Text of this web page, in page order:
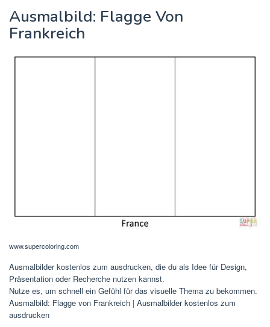
Ausmalbild: Flagge Von
Frankreich
www.supercoloring.com
Ausmalbilder kostenlos zum ausdrucken, die du als Idee für Design,
Präsentation oder Recherche nutzen kannst.
Nutze es, um schnell ein Gefühl für das visuelle Thema zu bekommen.
Ausmalbild: Flagge von Frankreich | Ausmalbilder kostenlos zum
ausdrucken